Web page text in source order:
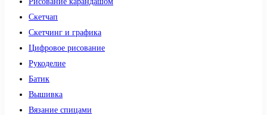
Скетчап
Скетчинг и графика
Цифровое рисование
Рукоделие
Батик
Вышивка
Вязание спицами